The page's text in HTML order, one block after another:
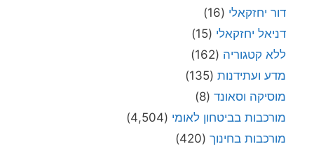
דור יחזקאלי (16)
דניאל יחזקאלי (15)
ללא קטגוריה (162)
מדע ועתידנות (135)
מוסיקה וסאונד (8)
מורכבות בביטחון לאומי (4,504)
מורכבות בחינוך (420)